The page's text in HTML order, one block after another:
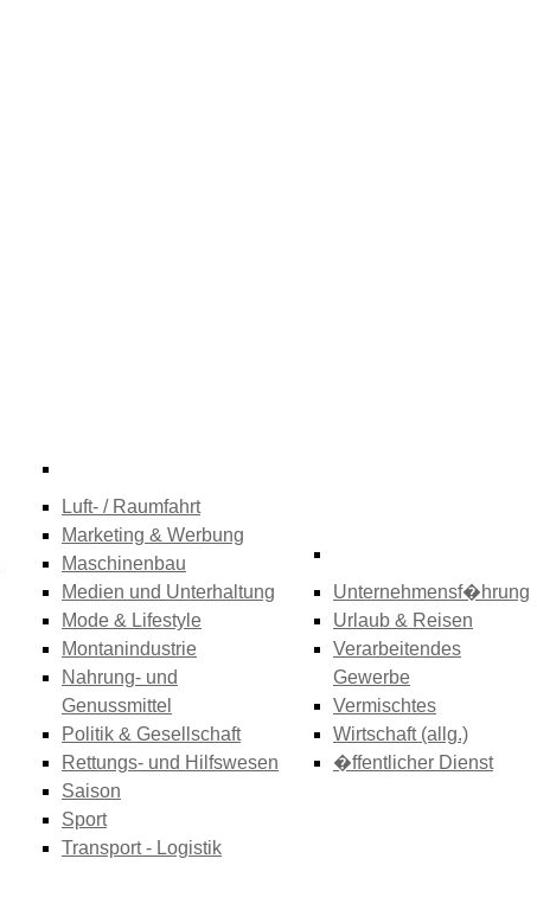
Luft- / Raumfahrt
Marketing & Werbung
Maschinenbau
Medien und Unterhaltung
Mode & Lifestyle
Montanindustrie
Nahrung- und
Genussmittel
Politik & Gesellschaft
Rettungs- und Hilfswesen
Saison
Sport
Transport - Logistik
Unternehmensf�hrung
Urlaub & Reisen
Verarbeitendes
Gewerbe
Vermischtes
Wirtschaft (allg.)
�ffentlicher Dienst